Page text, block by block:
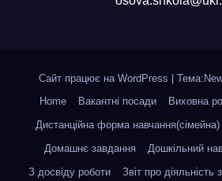
Сайт працює на WordPress
Home
Вакантні посади Виховна
Дистанційна форма навчання(сімейна)
Домашнє завдання
Дошкільний
З досвіду роботи
Звіт про діяльність